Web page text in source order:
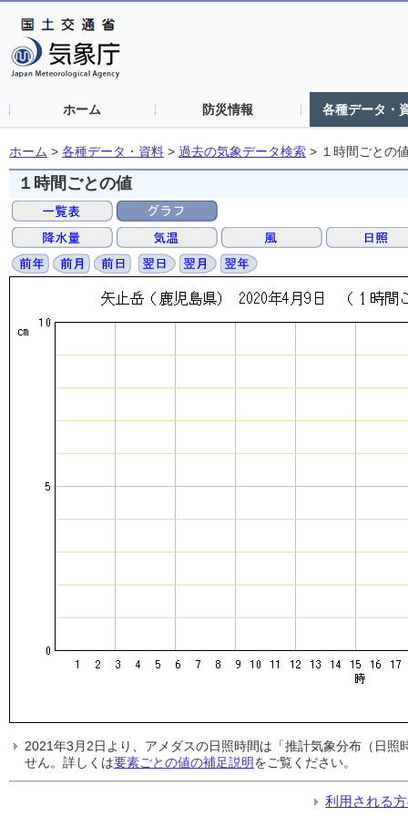
ホーム 防災情報 各種データ・
ホーム > 各種データ・資料 > 過去の気象データ検索 > １時間ごとの
１時間ごとの値
2021年3月2日より、アメダスの日照時間は「推計気象分布（日
せん。詳しくは要素ごとの値の補足説明をご覧ください。
利用される